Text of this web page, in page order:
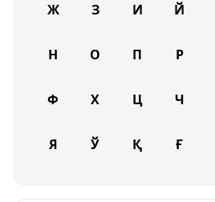
Ж З И Й
Н О П Р
Ф Х Ц Ч
Я Ў Қ Ғ